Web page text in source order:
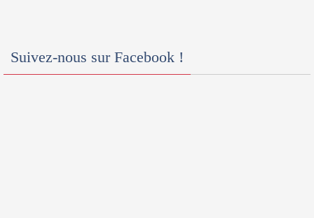
Suivez-nous sur Facebook !